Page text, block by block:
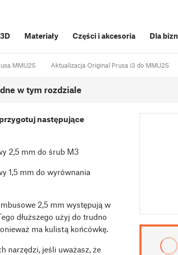
Materiały Części i akcesoria Dla
MMU2S Aktualizacja Original Prusa i3 do MMU2S
w tym rozdziale
następujące
2,5 mm do śrub M3
1,5 mm do wyrównania
2,5 mm występują w
dłuższego użyj do trudno
ma kulistą końcówkę.
narzędzi, jeśli uważasz, że